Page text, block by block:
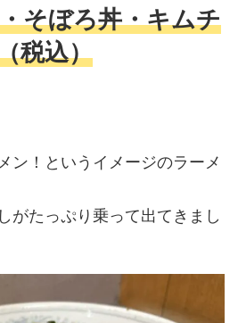
そぼろ丼・キムチ
税込）
ン！というイメージのラーメ
がたっぷり乗って出てきまし